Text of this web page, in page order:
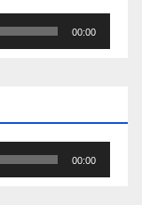
00:00
00:00